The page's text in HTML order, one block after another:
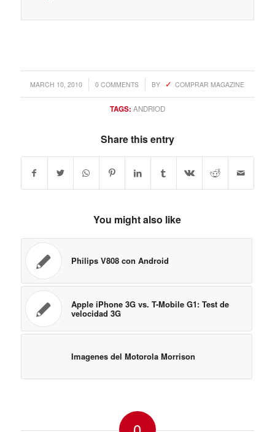
MARCH 10, 2010
/ 0 COMMENTS
/ BY COMPRAR MAGAZINE
TAGS: ANDRIOD
Share this entry
You might also like
Philips V808 con Android
Apple iPhone 3G vs. T-Mobile G1: Test de
velocidad 3G
Imagenes del Motorola Morrison